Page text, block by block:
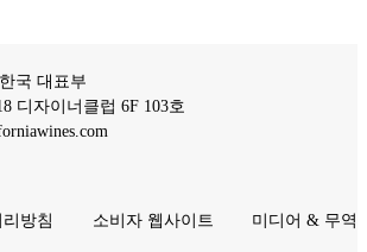
국 대표부
디자이너클럽 6F 103호
방침 소비자 웹사이트
미디어 & 무역